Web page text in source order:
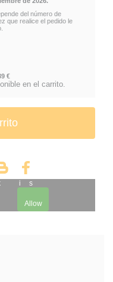
del número de
que realice el pedido le
€
en el carrito.
is
Allow